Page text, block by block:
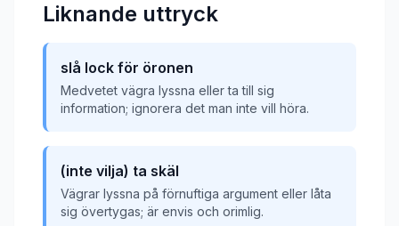
Liknande uttryck
slå lock för öronen
Medvetet vägra lyssna eller ta till sig
information; ignorera det man inte vill höra.
(inte vilja) ta skäl
Vägrar lyssna på förnuftiga argument eller låta
sig övertygas; är envis och orimlig.